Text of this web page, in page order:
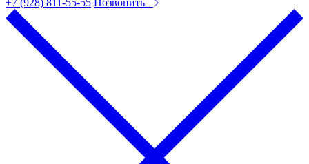
+7 (928) 811-55-55 Позвонить